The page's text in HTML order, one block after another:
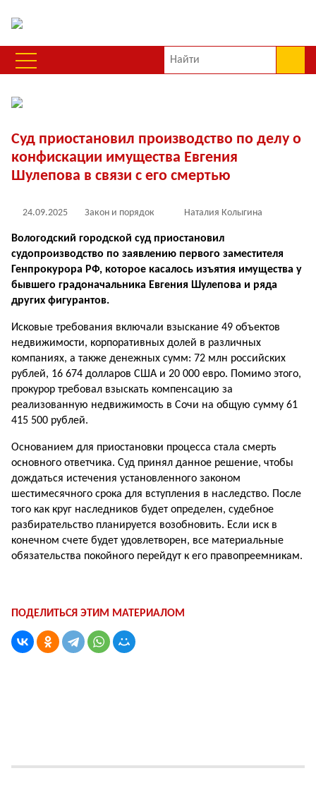
Суд приостановил производство по делу о
конфискации имущества Евгения
Шулепова в связи с его смертью
24.09.2025 Закон и порядок Наталия Колыгина
Вологодский городской суд приостановил
судопроизводство по заявлению первого заместителя
Генпрокурора РФ, которое касалось изъятия имущества у
бывшего градоначальника Евгения Шулепова и ряда
других фигурантов.
Исковые требования включали взыскание 49 объектов
недвижимости, корпоративных долей в различных
компаниях, а также денежных сумм: 72 млн российских
рублей, 16 674 долларов США и 20 000 евро. Помимо этого,
прокурор требовал взыскать компенсацию за
реализованную недвижимость в Сочи на общую сумму 61
415 500 рублей.
Основанием для приостановки процесса стала смерть
основного ответчика. Суд принял данное решение, чтобы
дождаться истечения установленного законом
шестимесячного срока для вступления в наследство. После
того как круг наследников будет определен, судебное
разбирательство планируется возобновить. Если иск в
конечном счете будет удовлетворен, все материальные
обязательства покойного перейдут к его правопреемникам.
ПОДЕЛИТЬСЯ ЭТИМ МАТЕРИАЛОМ